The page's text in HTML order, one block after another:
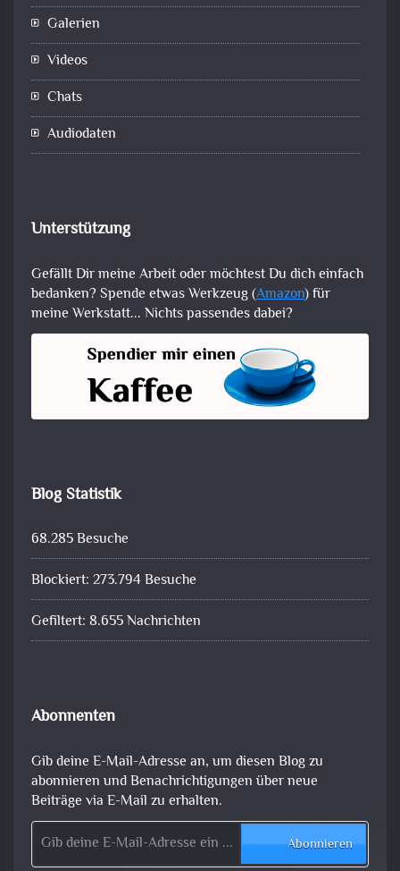
Galerien
Videos
Chats
Audiodaten
Unterstützung
Gefällt Dir meine Arbeit oder möchtest Du dich einfach
bedanken? Spende etwas Werkzeug (Amazon) für
meine Werkstatt... Nichts passendes dabei?
Blog Statistik
68.285 Besuche
Blockiert: 273.794 Besuche
Gefiltert: 8.655 Nachrichten
Abonnenten
Gib deine E-Mail-Adresse an, um diesen Blog zu
abonnieren und Benachrichtigungen über neue
Beiträge via E-Mail zu erhalten.
Gib deine E-Mail-Adresse ein ...
Abonnieren